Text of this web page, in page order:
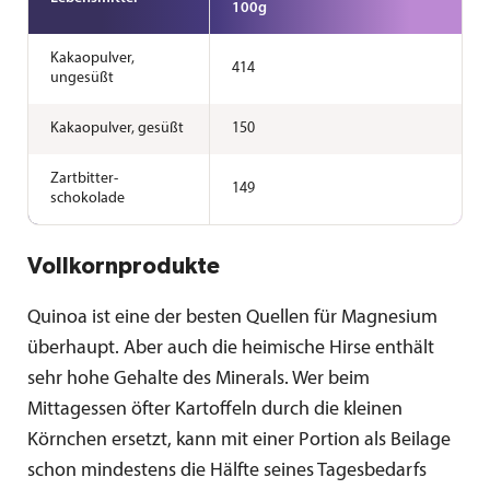
100g
Kakaopulver,
ungesüßt
414
Kakaopulver, gesüßt 150
Zartbitter­
schokolade
149
Vollkornprodukte
Quinoa ist eine der besten Quellen für Magnesium
überhaupt. Aber auch die heimische Hirse enthält
sehr hohe Gehalte des Minerals. Wer beim
Mittagessen öfter Kartoffeln durch die kleinen
Körnchen ersetzt, kann mit einer Portion als Beilage
schon mindestens die Hälfte seines Tagesbedarfs